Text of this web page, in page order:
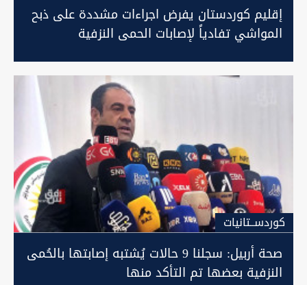
إقليم كوردستان يفرض اجراءات مشددة على ذبح
المواشي تفادياً لإصابات الحمى النزفية
كوردســتانيات
صحة أربيل: سجلنا 9 حالات يُشتبه إصابتها بالحُمى
النزفية بعضها تم التأكد منها